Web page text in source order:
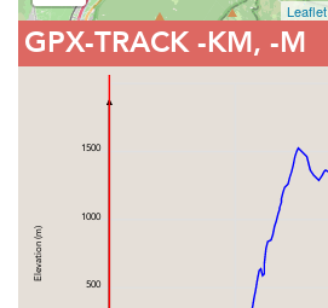
Leaflet
GPX-TRACK-KM, -M
500
1000
1500
Elevation (m)